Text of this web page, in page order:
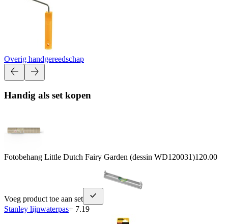
Overig handgereedschap
Handig als set kopen
Fotobehang Little Dutch Fairy Garden (dessin WD120031)120.00
Voeg product toe aan set
Stanley lijnwaterpas+ 7.19